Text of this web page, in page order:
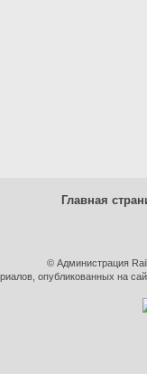
Главная
© Администрация
опубликованных на